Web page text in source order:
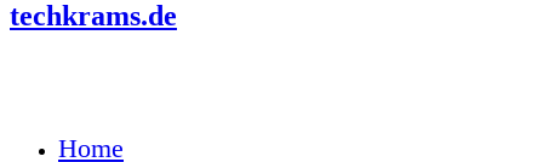
techkrams.de
Home